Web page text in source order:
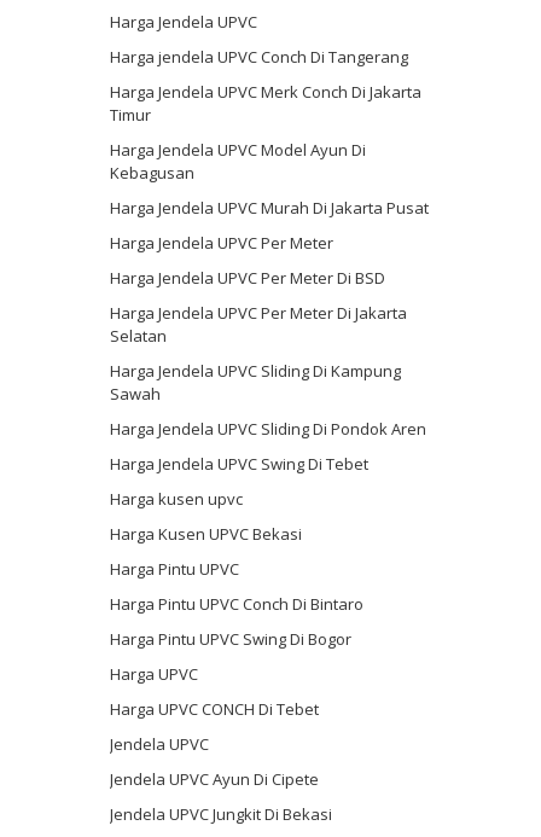
Harga Jendela UPVC
Harga jendela UPVC Conch Di Tangerang
Harga Jendela UPVC Merk Conch Di Jakarta
Timur
Harga Jendela UPVC Model Ayun Di
Kebagusan
Harga Jendela UPVC Murah Di Jakarta Pusat
Harga Jendela UPVC Per Meter
Harga Jendela UPVC Per Meter Di BSD
Harga Jendela UPVC Per Meter Di Jakarta
Selatan
Harga Jendela UPVC Sliding Di Kampung
Sawah
Harga Jendela UPVC Sliding Di Pondok Aren
Harga Jendela UPVC Swing Di Tebet
Harga kusen upvc
Harga Kusen UPVC Bekasi
Harga Pintu UPVC
Harga Pintu UPVC Conch Di Bintaro
Harga Pintu UPVC Swing Di Bogor
Harga UPVC
Harga UPVC CONCH Di Tebet
Jendela UPVC
Jendela UPVC Ayun Di Cipete
Jendela UPVC Jungkit Di Bekasi